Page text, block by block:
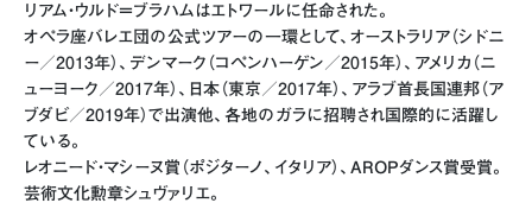
リアム・ウルド＝ブラハムはエトワールに任命された。
オペラ座バレエ団の公式ツアーの一環として、オーストラリア（シドニ
ー／2013年）、デンマーク（コペンハーゲン／2015年）、アメリカ（ニ
ューヨーク／2017年）、日本（東京／2017年）、アラブ首長国連邦（ア
ブダビ／2019年）で出演他、各地のガラに招聘され国際的に活躍し
ている。
レオニード・マシーヌ賞（ポジターノ、イタリア）、AROPダンス賞受賞。
芸術文化勲章シュヴァリエ。